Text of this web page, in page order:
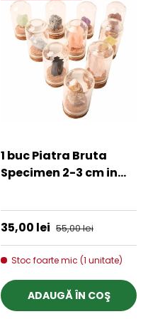
1 buc Piatra Bruta
Specimen 2-3 cm in
Pluta
Preț de vânzare
35,00 lei Preț obișnuit
55,00 lei
Stoc foarte mic (1 unitate)
ADAUGĂ ÎN COŞ